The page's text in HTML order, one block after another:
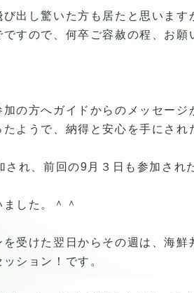
出し驚いた方も居たと思いま
すので、何卒ご容赦の程、お願
の方へガイドからのメッセー
ようで、納得と安心を手にされ
れ、前回の9月３日も参加され
した。＾＾
受けた翌日からその週は、海
ション！です。